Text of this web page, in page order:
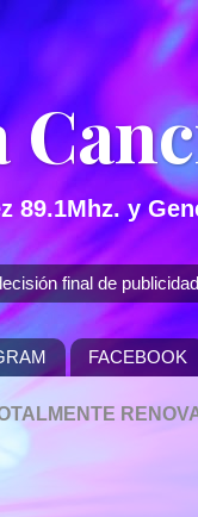
89.1Mhz. y
final de
FACEBOOK